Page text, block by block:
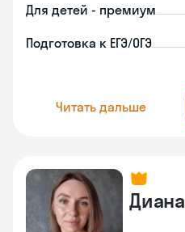
Для детей - премиум
Подготовка к ЕГЭ/ОГЭ
Читать дальше
Диана